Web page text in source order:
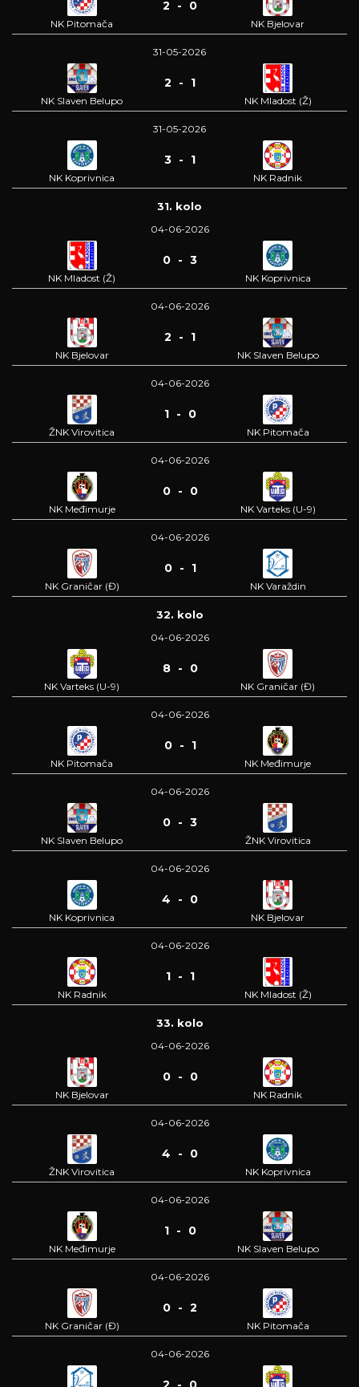
NK Pitomača
2 - 0
NK Bjelovar
31-05-2026
NK Slaven Belupo
2 - 1
NK Mladost (Ž)
31-05-2026
NK Koprivnica
3 - 1
NK Radnik
31. kolo
04-06-2026
NK Mladost (Ž)
0 - 3
NK Koprivnica
04-06-2026
NK Bjelovar
2 - 1
NK Slaven Belupo
04-06-2026
ŽNK Virovitica
1 - 0
NK Pitomača
04-06-2026
NK Međimurje
0 - 0
NK Varteks (U-9)
04-06-2026
NK Graničar (Đ)
0 - 1
NK Varaždin
32. kolo
04-06-2026
NK Varteks (U-9)
8 - 0
NK Graničar (Đ)
04-06-2026
NK Pitomača
0 - 1
NK Međimurje
04-06-2026
NK Slaven Belupo
0 - 3
ŽNK Virovitica
04-06-2026
NK Koprivnica
4 - 0
NK Bjelovar
04-06-2026
NK Radnik
1 - 1
NK Mladost (Ž)
33. kolo
04-06-2026
NK Bjelovar
0 - 0
NK Radnik
04-06-2026
ŽNK Virovitica
4 - 0
NK Koprivnica
04-06-2026
NK Međimurje
1 - 0
NK Slaven Belupo
04-06-2026
NK Graničar (Đ)
0 - 2
NK Pitomača
04-06-2026